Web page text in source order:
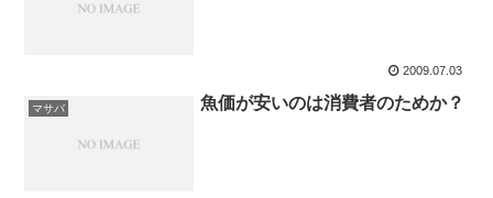
2009.07.03
マサバ 魚価が安いのは消費者のためか？